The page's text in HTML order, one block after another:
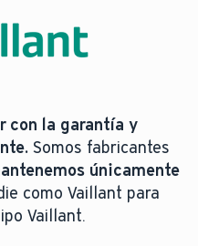
con la garantía y
Somos fabricantes
únicamente
como Vaillant para
Vaillant.